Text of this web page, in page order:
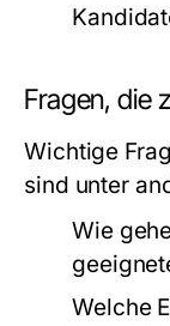
Fragen, die
Wichtige
sind unter
Wie
Welche